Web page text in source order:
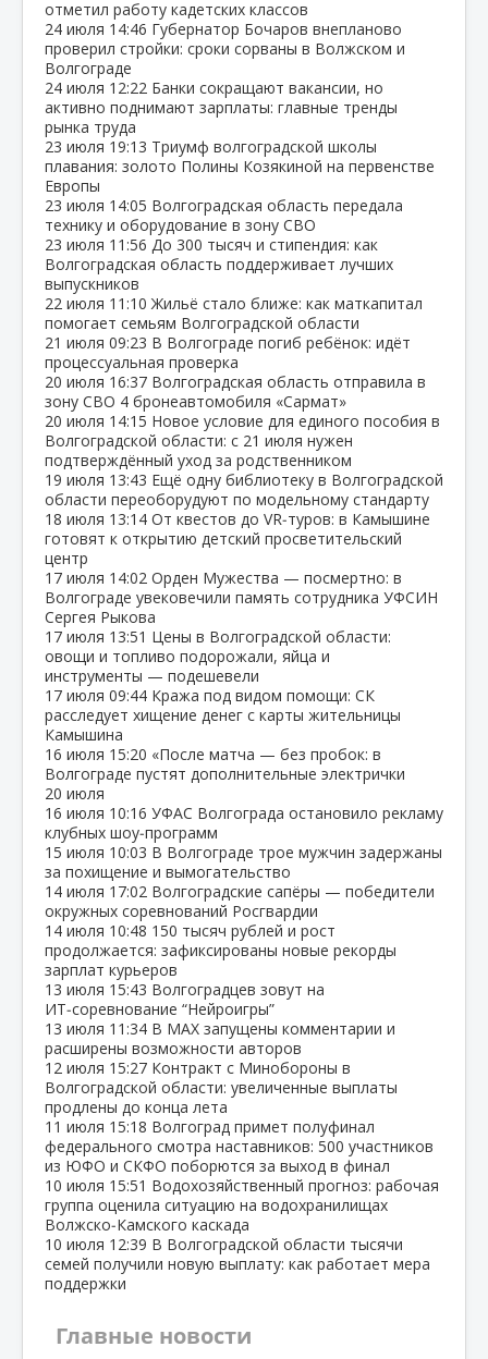
отметил работу кадетских классов
24 июля 14:46 Губернатор Бочаров внепланово
проверил стройки: сроки сорваны в Волжском и
Волгограде
24 июля 12:22 Банки сокращают вакансии, но
активно поднимают зарплаты: главные тренды
рынка труда
23 июля 19:13 Триумф волгоградской школы
плавания: золото Полины Козякиной на первенстве
Европы
23 июля 14:05 Волгоградская область передала
технику и оборудование в зону СВО
23 июля 11:56 До 300 тысяч и стипендия: как
Волгоградская область поддерживает лучших
выпускников
22 июля 11:10 Жильё стало ближе: как маткапитал
помогает семьям Волгоградской области
21 июля 09:23 В Волгограде погиб ребёнок: идёт
процессуальная проверка
20 июля 16:37 Волгоградская область отправила в
зону СВО 4 бронеавтомобиля «Сармат»
20 июля 14:15 Новое условие для единого пособия в
Волгоградской области: с 21 июля нужен
подтверждённый уход за родственником
19 июля 13:43 Ещё одну библиотеку в Волгоградской
области переоборудуют по модельному стандарту
18 июля 13:14 От квестов до VR‑туров: в Камышине
готовят к открытию детский просветительский
центр
17 июля 14:02 Орден Мужества — посмертно: в
Волгограде увековечили память сотрудника УФСИН
Сергея Рыкова
17 июля 13:51 Цены в Волгоградской области:
овощи и топливо подорожали, яйца и
инструменты — подешевели
17 июля 09:44 Кража под видом помощи: СК
расследует хищение денег с карты жительницы
Камышина
16 июля 15:20 «После матча — без пробок: в
Волгограде пустят дополнительные электрички
20 июля
16 июля 10:16 УФАС Волгограда остановило рекламу
клубных шоу‑программ
15 июля 10:03 В Волгограде трое мужчин задержаны
за похищение и вымогательство
14 июля 17:02 Волгоградские сапёры — победители
окружных соревнований Росгвардии
14 июля 10:48 150 тысяч рублей и рост
продолжается: зафиксированы новые рекорды
зарплат курьеров
13 июля 15:43 Волгоградцев зовут на
ИТ‑соревнование “Нейроигры”
13 июля 11:34 В МАХ запущены комментарии и
расширены возможности авторов
12 июля 15:27 Контракт с Минобороны в
Волгоградской области: увеличенные выплаты
продлены до конца лета
11 июля 15:18 Волгоград примет полуфинал
федерального смотра наставников: 500 участников
из ЮФО и СКФО поборются за выход в финал
10 июля 15:51 Водохозяйственный прогноз: рабочая
группа оценила ситуацию на водохранилищах
Волжско‑Камского каскада
10 июля 12:39 В Волгоградской области тысячи
семей получили новую выплату: как работает мера
поддержки
Главные новости